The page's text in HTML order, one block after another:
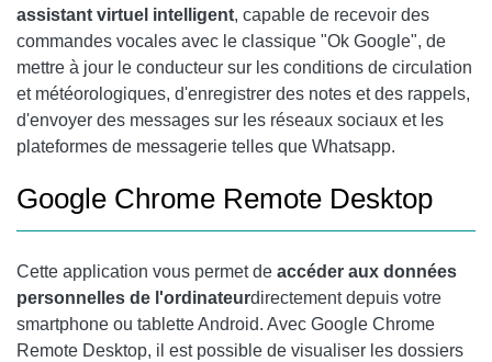
assistant virtuel intelligent, capable de recevoir des
commandes vocales avec le classique "Ok Google", de
mettre à jour le conducteur sur les conditions de circulation
et météorologiques, d'enregistrer des notes et des rappels,
d'envoyer des messages sur les réseaux sociaux et les
plateformes de messagerie telles que Whatsapp.
Google Chrome Remote Desktop
Cette application vous permet de accéder aux données
personnelles de l'ordinateurdirectement depuis votre
smartphone ou tablette Android. Avec Google Chrome
Remote Desktop, il est possible de visualiser les dossiers